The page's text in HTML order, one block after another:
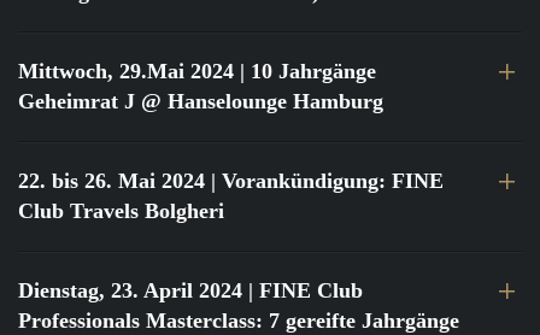
Mittwoch, 29.Mai 2024 | 10 Jahrgänge
Geheimrat J @ Hanselounge Hamburg
22. bis 26. Mai 2024 | Vorankündigung: FINE
Club Travels Bolgheri
Dienstag, 23. April 2024 | FINE Club
Professionals Masterclass: 7 gereifte Jahrgänge